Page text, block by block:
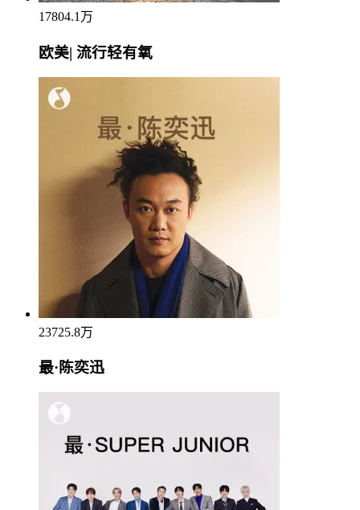
17804.1万
欧美| 流行轻有氧
23725.8万
最·陈奕迅